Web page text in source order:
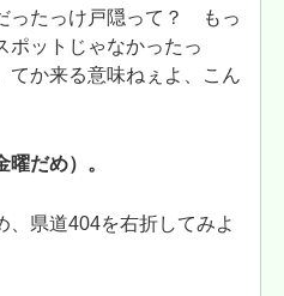
ったっけ戸隠って？ もっ
ポットじゃなかったっ
か来る意味ねぇよ、こん
だめ）。
、県道404を右折してみよ